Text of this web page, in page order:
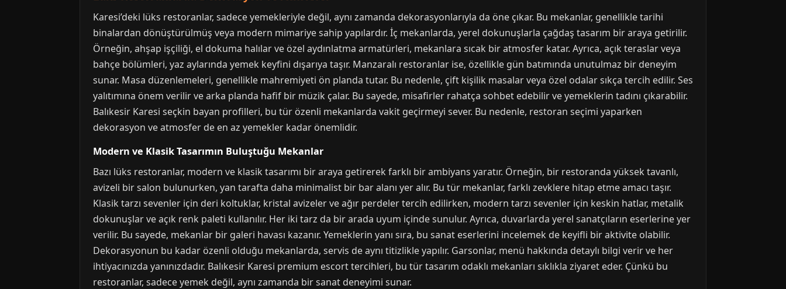
Karesi’deki lüks restoranlar, sadece yemekleriyle değil, aynı zamanda dekorasyonlarıyla da öne çıkar. Bu mekanlar, genellikle tarihi
binalardan dönüştürülmüş veya modern mimariye sahip yapılardır. İç mekanlarda, yerel dokunuşlarla çağdaş tasarım bir araya getirilir.
Örneğin, ahşap işçiliği, el dokuma halılar ve özel aydınlatma armatürleri, mekanlara sıcak bir atmosfer katar. Ayrıca, açık teraslar veya
bahçe bölümleri, yaz aylarında yemek keyfini dışarıya taşır. Manzaralı restoranlar ise, özellikle gün batımında unutulmaz bir deneyim
sunar. Masa düzenlemeleri, genellikle mahremiyeti ön planda tutar. Bu nedenle, çift kişilik masalar veya özel odalar sıkça tercih edilir. Ses
yalıtımına önem verilir ve arka planda hafif bir müzik çalar. Bu sayede, misafirler rahatça sohbet edebilir ve yemeklerin tadını çıkarabilir.
Balıkesir Karesi seçkin bayan profilleri, bu tür özenli mekanlarda vakit geçirmeyi sever. Bu nedenle, restoran seçimi yaparken
dekorasyon ve atmosfer de en az yemekler kadar önemlidir.
Modern ve Klasik Tasarımın Buluştuğu Mekanlar
Bazı lüks restoranlar, modern ve klasik tasarımı bir araya getirerek farklı bir ambiyans yaratır. Örneğin, bir restoranda yüksek tavanlı,
avizeli bir salon bulunurken, yan tarafta daha minimalist bir bar alanı yer alır. Bu tür mekanlar, farklı zevklere hitap etme amacı taşır.
Klasik tarzı sevenler için deri koltuklar, kristal avizeler ve ağır perdeler tercih edilirken, modern tarzı sevenler için keskin hatlar, metalik
dokunuşlar ve açık renk paleti kullanılır. Her iki tarz da bir arada uyum içinde sunulur. Ayrıca, duvarlarda yerel sanatçıların eserlerine yer
verilir. Bu sayede, mekanlar bir galeri havası kazanır. Yemeklerin yanı sıra, bu sanat eserlerini incelemek de keyifli bir aktivite olabilir.
Dekorasyonun bu kadar özenli olduğu mekanlarda, servis de aynı titizlikle yapılır. Garsonlar, menü hakkında detaylı bilgi verir ve her
ihtiyacınızda yanınızdadır. Balıkesir Karesi premium escort tercihleri, bu tür tasarım odaklı mekanları sıklıkla ziyaret eder. Çünkü bu
restoranlar, sadece yemek değil, aynı zamanda bir sanat deneyimi sunar.